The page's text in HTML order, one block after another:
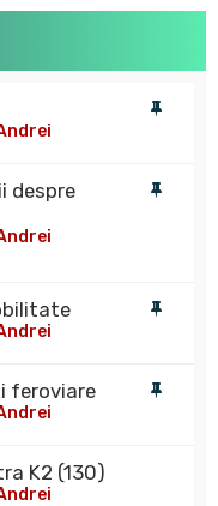
despre
feroviare
K2 (130)